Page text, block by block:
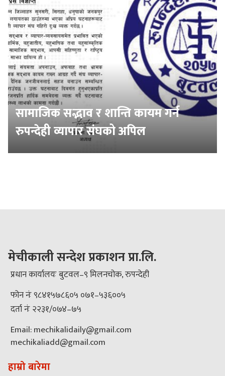
सामाजिक सद्भाव र शान्ति कायम गर्न
रुपन्देही व्यापार संघको अपिल
मेचीकाली सन्देश प्रकाशन प्रा.लि.
प्रधान कार्यालयः बुटवल–९ मिलनचोक, रुपन्देही
फोन नंः ९८४१५७८६०५ ०७१–५३६००५
दर्ता नंः २२३१/०७४–७५
Email: mechikalidaily@gmail.com
mechikaliadd@gmail.com
हाम्रो बारेमा